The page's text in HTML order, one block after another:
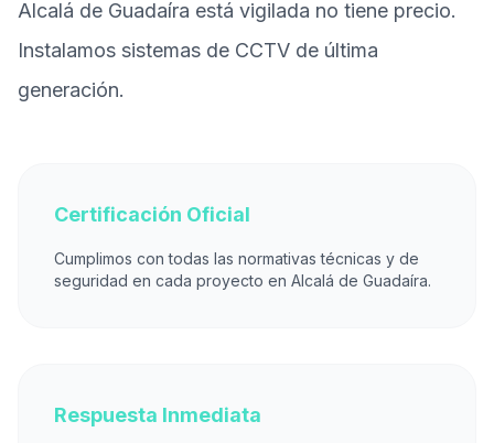
Alcalá de Guadaíra está vigilada no tiene precio.
Instalamos sistemas de CCTV de última
generación.
Certificación Oficial
Cumplimos con todas las normativas técnicas y de
seguridad en cada proyecto en Alcalá de Guadaíra.
Respuesta Inmediata